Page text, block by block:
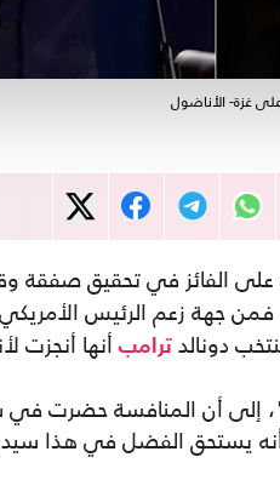
الفائز في تحقيق صفقة
فمن جهة زعم الرئيس
دونالد ترامب أنها أنجزت
الصحيفة في تقرير ترجمته "عربي21"، إلى
أنه يستحق الفضل في هذا